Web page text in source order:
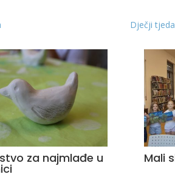
Dječji
za najmlađe u Mali